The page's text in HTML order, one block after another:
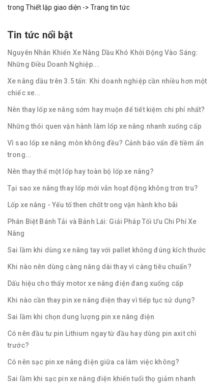
trong Thiết lập giao diện -> Trang tin tức
Tin tức nổi bật
Nguyên Nhân Khiến Xe Nâng Dầu Khó Khởi Động Vào Sáng:
Những Điều Doanh Nghiệp...
Xe nâng dầu trên 3.5 tấn: Khi doanh nghiệp cần nhiều hơn một
chiếc xe...
Nên thay lốp xe nâng sớm hay muộn để tiết kiệm chi phí nhất?
Những thói quen vận hành làm lốp xe nâng nhanh xuống cấp
Vì sao lốp xe nâng mòn không đều? Cảnh báo vấn đề tiềm ẩn
trong...
Nên thay thế một lốp hay toàn bộ lốp xe nâng?
Tại sao xe nâng thay lốp mới vẫn hoạt động không trơn tru?
Lốp xe nâng - Yếu tố then chốt trong vận hành kho bãi
Phân Biệt Bánh Tải và Bánh Lái: Giải Pháp Tối Ưu Chi Phí Xe
Nâng
Sai lầm khi dùng xe nâng tay với pallet không đúng kích thước
Khi nào nên dùng càng nâng dài thay vì càng tiêu chuẩn?
Dấu hiệu cho thấy motor xe nâng điện đang xuống cấp
Khi nào cần thay pin xe nâng điện thay vì tiếp tục sử dụng?
Sai lầm khi chọn dung lượng pin xe nâng điện
Có nên đầu tư pin Lithium ngay từ đầu hay dùng pin axit chì
trước?
Có nên sạc pin xe nâng điện giữa ca làm việc không?
Sai lầm khi sạc pin xe nâng điện khiến tuổi thọ giảm nhanh